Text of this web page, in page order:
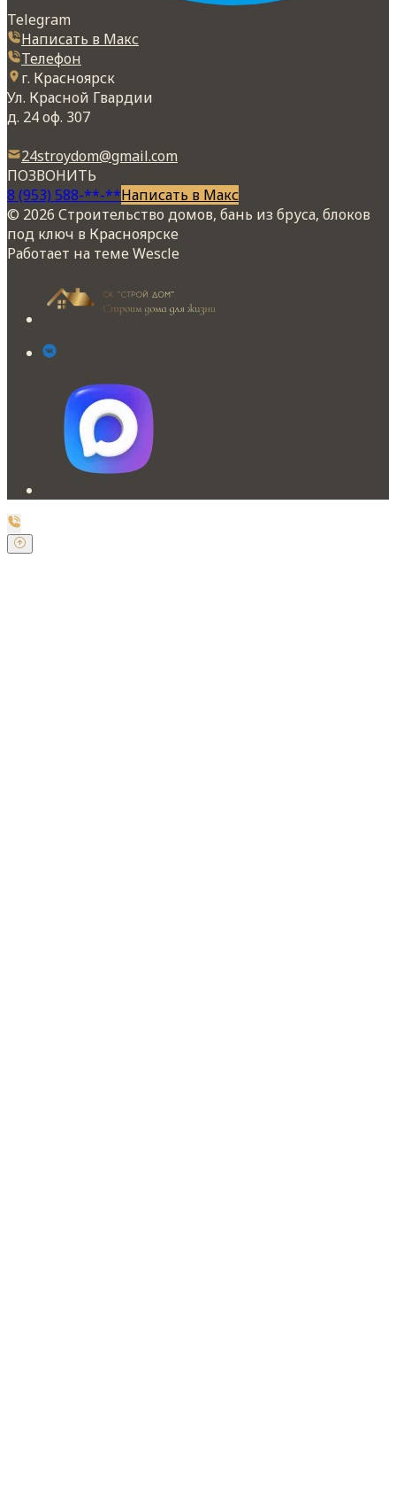
Telegram
Написать в Макс
Телефон
г. Красноярск
Ул. Красной Гвардии
д. 24 оф. 307
24stroydom@gmail.com
ПОЗВОНИТЬ
8 (953) 588-**-**Написать в Макс
© 2026 Строительство домов, бань из бруса, блоков
под ключ в Красноярске
Работает на теме Wescle